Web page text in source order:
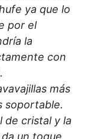
ya que lo
por el
la
con
más
soportable.
de cristal y la
un toque